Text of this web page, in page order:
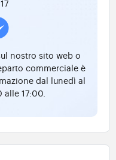
nostro sito web o
commerciale è
dal lunedì al
17:00.